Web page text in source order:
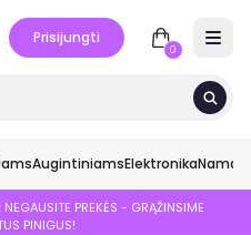
Prisijungti
0
AugintiniamsElektronikaNamai
PREKĖS - GRĄŽINSIME
PINIGUS!